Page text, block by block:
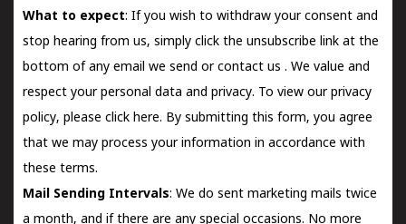
What to expect: If you wish to withdraw your consent and
stop hearing from us, simply click the unsubscribe link at the
bottom of any email we send orcontact us . We value and
respect your personal data and privacy. To view our privacy
policy, please click here. By submitting this form, you agree
that we may process your information in accordance with
these terms.
Mail Sending Intervals: We do sent marketing mails twice
a month, and if there are any special occasions. No more